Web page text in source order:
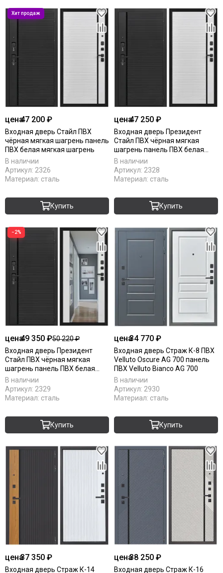
цена47 200 ₽
Входная дверь Стайл ПВХ
чёрная мягкая шагрень панель
ПВХ белая мягкая шагрень
В наличии
Артикул: 2326
Материал: сталь
Купить
цена47 250 ₽
Входная дверь Президент
Стайл ПВХ чёрная мягкая
шагрень панель ПВХ белая
мягкая шагрень
В наличии
Артикул: 2328
Материал: сталь
Купить
−2%
цена49 350 ₽50 220 ₽
Входная дверь Президент
Стайл ПВХ чёрная мягкая
шагрень панель ПВХ белая
мягкая шагрень с зеркалом
В наличии
Артикул: 2329
Материал: сталь
Купить
цена34 770 ₽
Входная дверь Страж К-8 ПВХ
Velluto Oscure AG 700 панель
ПВХ Velluto Bianco AG 700
В наличии
Артикул: 2930
Материал: сталь
Купить
цена37 350 ₽
Входная дверь Страж К-14
цена38 250 ₽
Входная дверь Страж К-16